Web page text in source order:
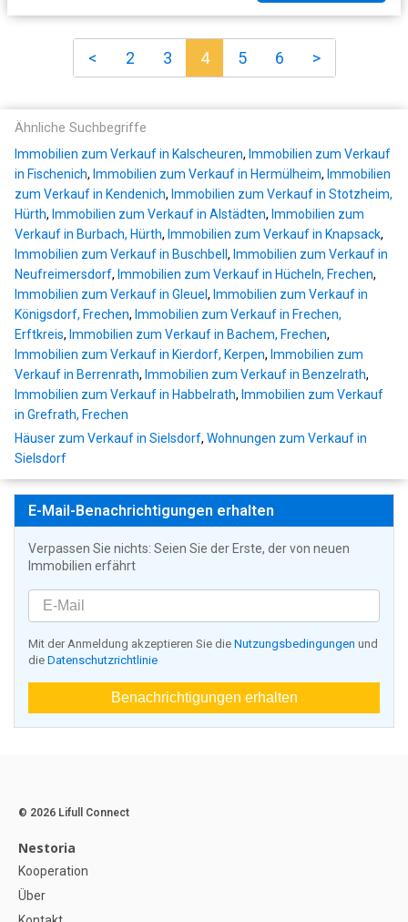
< 2 3 4 5 6 >
Ähnliche Suchbegriffe
Immobilien zum Verkauf in Kalscheuren, Immobilien zum Verkauf
in Fischenich, Immobilien zum Verkauf in Hermülheim, Immobilien
zum Verkauf in Kendenich, Immobilien zum Verkauf in Stotzheim,
Hürth, Immobilien zum Verkauf in Alstädten, Immobilien zum
Verkauf in Burbach, Hürth, Immobilien zum Verkauf in Knapsack,
Immobilien zum Verkauf in Buschbell , Immobilien zum Verkauf in
Neufreimersdorf, Immobilien zum Verkauf in Hücheln, Frechen,
Immobilien zum Verkauf in Gleuel , Immobilien zum Verkauf in
Königsdorf, Frechen, Immobilien zum Verkauf in Frechen,
Erftkreis, Immobilien zum Verkauf in Bachem, Frechen,
Immobilien zum Verkauf in Kierdorf, Kerpen, Immobilien zum
Verkauf in Berrenrath, Immobilien zum Verkauf in Benzelrath,
Immobilien zum Verkauf in Habbelrath, Immobilien zum Verkauf
in Grefrath, Frechen
Häuser zum Verkauf in Sielsdorf, Wohnungen zum Verkauf in
Sielsdorf
E-Mail-Benachrichtigungen erhalten
Verpassen Sie nichts: Seien Sie der Erste, der von neuen
Immobilien erfährt
Mit der Anmeldung akzeptieren Sie die Nutzungsbedingungen und
die Datenschutzrichtlinie
Benachrichtigungen erhalten
© 2026 Lifull Connect
Nestoria
Kooperation
Über